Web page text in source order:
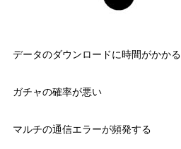
データのダウンロードに時間がかかる
ガチャの確率が悪い
マルチの通信エラーが頻発する